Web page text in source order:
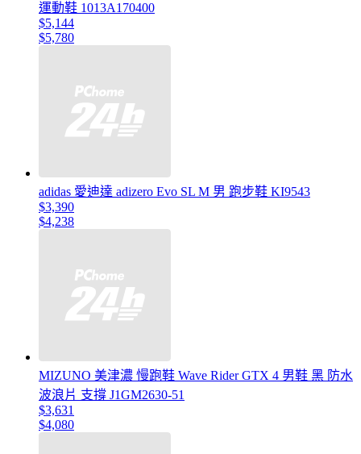
運動鞋 1013A170400
$5,144
$5,780
adidas 愛迪達 adizero Evo SL M 男 跑步鞋 KI9543
$3,390
$4,238
MIZUNO 美津濃 慢跑鞋 Wave Rider GTX 4 男鞋 黑 防水
波浪片 支撐 J1GM2630-51
$3,631
$4,080